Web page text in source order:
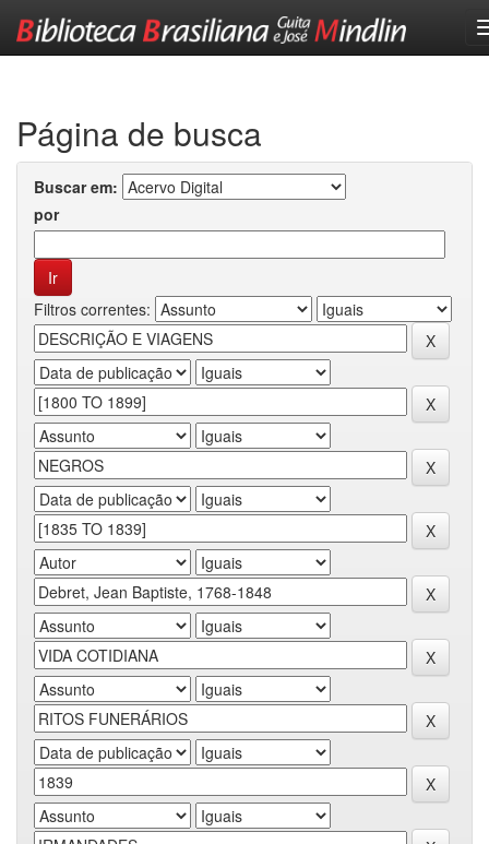
Página de busca
Buscar em:
por
Filtros correntes: